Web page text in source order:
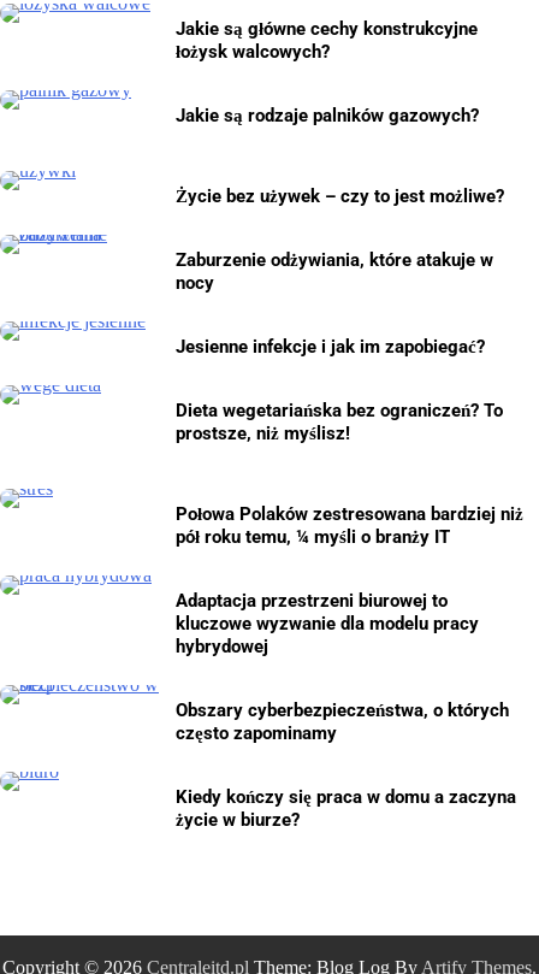
Jakie są główne cechy konstrukcyjne
łożysk walcowych?
Jakie są rodzaje palników gazowych?
Życie bez używek – czy to jest możliwe?
Zaburzenie odżywiania, które atakuje w
nocy
Jesienne infekcje i jak im zapobiegać?
Dieta wegetariańska bez ograniczeń? To
prostsze, niż myślisz!
Połowa Polaków zestresowana bardziej niż
pół roku temu, ¼ myśli o branży IT
Adaptacja przestrzeni biurowej to
kluczowe wyzwanie dla modelu pracy
hybrydowej
Obszary cyberbezpieczeństwa, o których
często zapominamy
Kiedy kończy się praca w domu a zaczyna
życie w biurze?
Copyright © 2026 Centraleitd.pl Theme: Blog Log By Artify Themes.